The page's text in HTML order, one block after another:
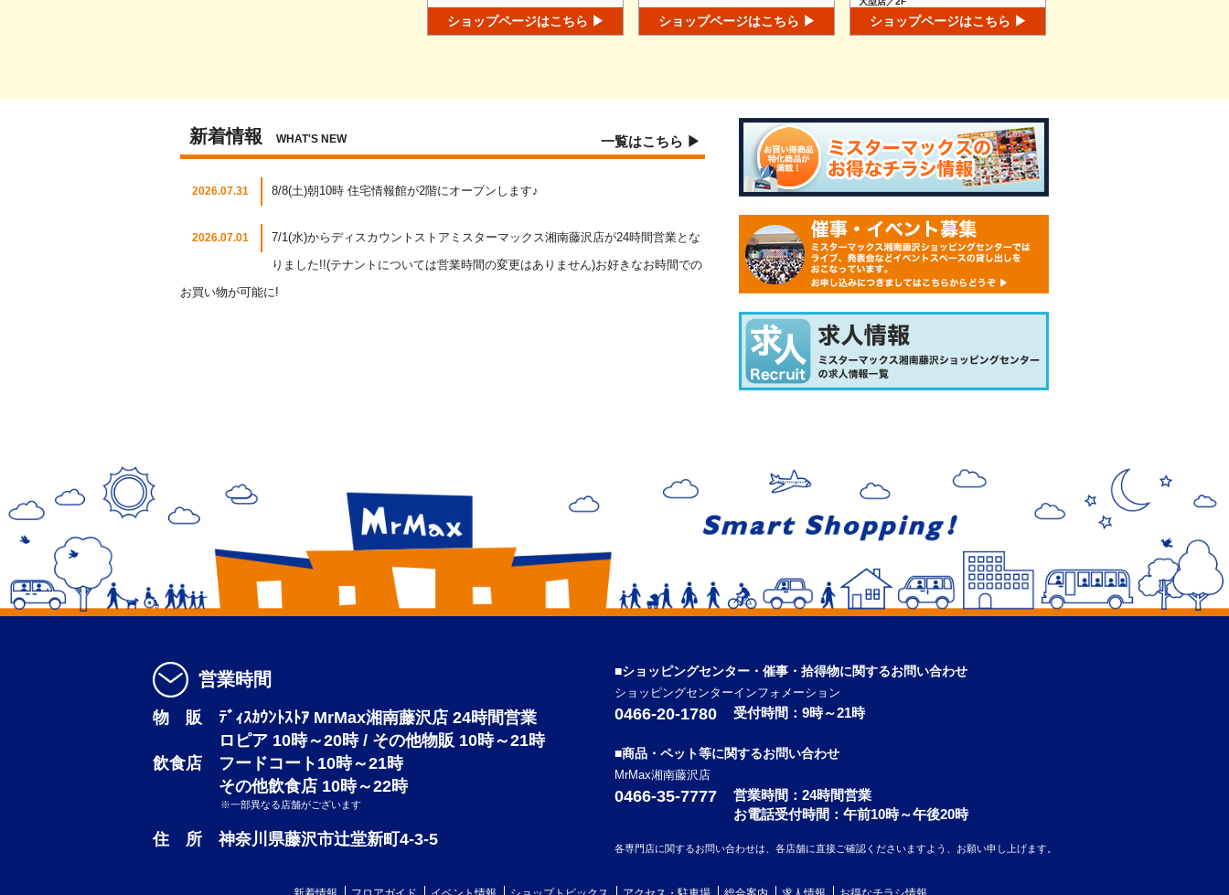
ショップページはこちら ▶ ショップページはこちら ▶ ショップページはこちら ▶
一覧はこちら ▶
新着情報 WHAT'S NEW
2026.07.31 8/8(土)朝10時 住宅情報館が2階にオープンします♪
2026.07.01
7/1(水)からディスカウントストアミスターマックス湘南藤沢店が24時間営業とな
りました!!(テナントについては営業時間の変更はありません)お好きなお時間での
お買い物が可能に!
営業時間
物 販 ﾃﾞｨｽｶｳﾝﾄｽﾄｱ MrMax湘南藤沢店 24時間営業
ロピア 10時～20時 / その他物販 10時～21時
飲食店 フードコート10時～21時
その他飲食店 10時～22時
※一部異なる店舗がございます
住 所 神奈川県藤沢市辻堂新町4-3-5
■ショッピングセンター・催事・拾得物に関するお問い合わせ
ショッピングセンターインフォメーション
0466-20-1780 受付時間：9時～21時
■商品・ペット等に関するお問い合わせ
MrMax湘南藤沢店
0466-35-7777 営業時間：24時間営業
お電話受付時間：午前10時～午後20時
各専門店に関するお問い合わせは、各店舗に直接ご確認くださいますよう、お願い申し上げます。